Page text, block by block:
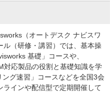
（オートデスク ナビスワ
ル（研修・講習）では、基本操
基礎」コースや、
対応製品の役割と基礎知識を学
グ速習」コースなどを全国3会
ラインや配信型で定期開催して